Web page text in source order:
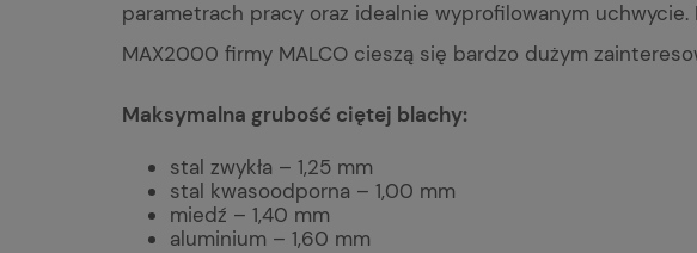
parametrach pracy oraz idealnie wyprofilowanym
MAX2000 firmy MALCO cieszą się bardzo dużym
Maksymalna grubość ciętej blachy:
stal zwykła – 1,25 mm
stal kwasoodporna – 1,00 mm
miedź – 1,40 mm
aluminium – 1,60 mm